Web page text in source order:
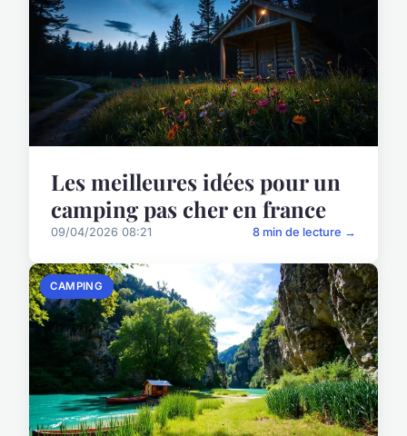
Les meilleures idées pour un
camping pas cher en france
09/04/2026 08:21 8 min de lecture →
CAMPING